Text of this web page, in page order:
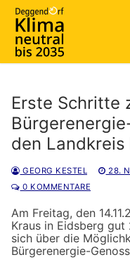
Zum
Inhalt
springen
Erste Schritte
den
GEORG KESTEL 28.
0 KOMMENTARE
Am Freitag, den
Kraus in Eidsberg
sich über die
Bürgerenergie-